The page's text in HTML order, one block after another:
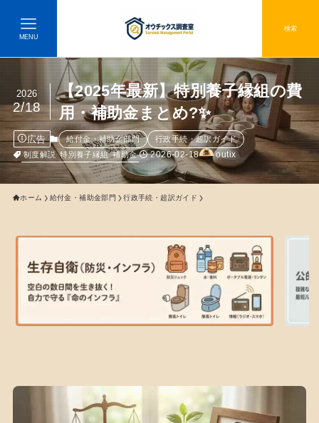
検索
MENU
【2025年最新】特別養子縁組の費
用・補助金まとめ?✨
2026
2/18
広告 給付金・補助金部門
行政手続・超訳ガイド
制度解説 特別養子縁組 補助金 2026-02-18 outix
ホーム 給付金・補助金部門 行政手続・超訳ガイド